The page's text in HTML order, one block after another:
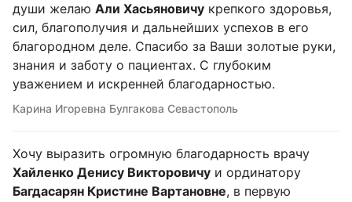
души желаю Али Хасьяновичу крепкого здоровья,
сил, благополучия и дальнейших успехов в его
благородном деле. Спасибо за Ваши золотые руки,
знания и заботу о пациентах. С глубоким
уважением и искренней благодарностью.
Карина Игоревна Булгакова Севастополь
Хочу выразить огромную благодарность врачу
Хайленко Денису Викторовичу и ординатору
Багдасарян Кристине Вартановне, в первую